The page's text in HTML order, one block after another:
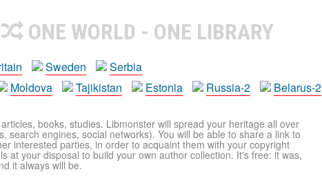
ONE WORLD - ONE LIBRARY
Sweden
Serbia
Moldova Tajikistan Estonia Russia-2 Belarus-2
books, studies. Libmonster will spread your heritage all over
engines, social networks). You will be able to share a link to
interested parties, in order to acquaint them with your copyright
at your disposal to build your own author collection. It's free: it was,
it always will be.